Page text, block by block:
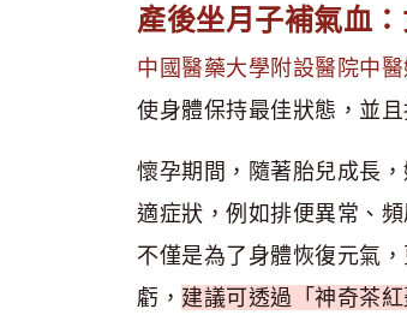
產後坐月子補氣血
中國醫藥大學附設醫院中
使身體保持最佳狀態，並
懷孕期間，隨著胎兒成長
適症狀，例如排便異常、
不僅是為了身體恢復元氣
虧， 建議可透過「神奇茶